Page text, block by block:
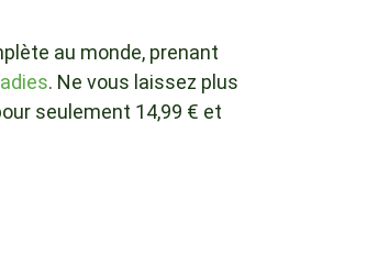
au monde, prenant
. Ne vous laissez plus
seulement 14,99 € et